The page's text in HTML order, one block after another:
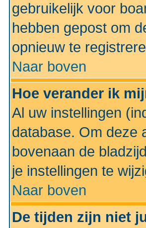
gebruikelijk voor
hebben gepost om
opnieuw te
Naar boven
Hoe verander ik
Al uw instellingen
database. Om deze
bovenaan de
je instellingen te
Naar boven
De tijden zijn niet